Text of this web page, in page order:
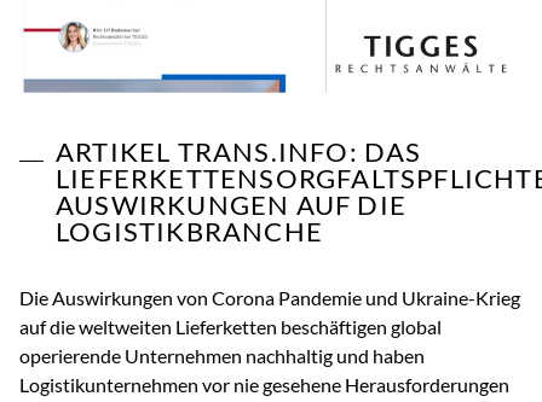
ARTIKEL TRANS.INFO: DAS
AUSWIRKUNGEN AUF DIE
LOGISTIKBRANCHE
Die Auswirkungen von Corona Pandemie und Ukraine-Krieg
auf die weltweiten Lieferketten beschäftigen global
operierende Unternehmen nachhaltig und haben
Logistikunternehmen vor nie gesehene Herausforderungen